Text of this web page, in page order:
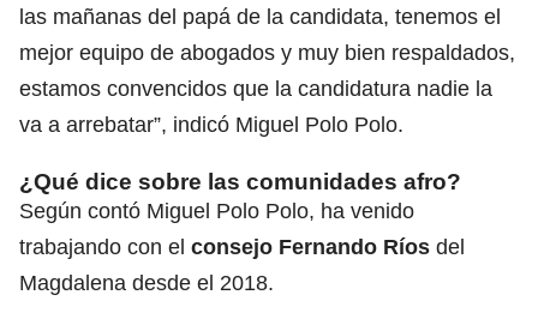
las mañanas del papá de la candidata, tenemos el
mejor equipo de abogados y muy bien respaldados,
estamos convencidos que la candidatura nadie la
va a arrebatar”, indicó Miguel Polo Polo.
¿Qué dice sobre las comunidades afro?
Según contó Miguel Polo Polo, ha venido
trabajando con el consejo Fernando Ríos del
Magdalena desde el 2018.